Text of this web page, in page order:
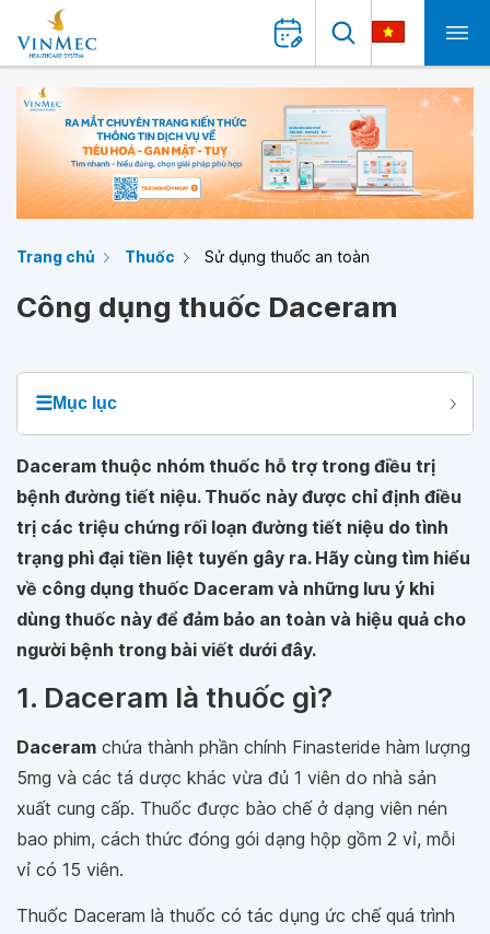
Trang chủ Thuốc Sử dụng thuốc an toàn
Công dụng thuốc Daceram
☰Mục lục
Daceram thuộc nhóm thuốc hỗ trợ trong điều trị
bệnh đường tiết niệu. Thuốc này được chỉ định điều
trị các triệu chứng rối loạn đường tiết niệu do tình
trạng phì đại tiền liệt tuyến gây ra. Hãy cùng tìm hiểu
về công dụng thuốc Daceram và những lưu ý khi
dùng thuốc này để đảm bảo an toàn và hiệu quả cho
người bệnh trong bài viết dưới đây.
1. Daceram là thuốc gì?
Daceram chứa thành phần chính Finasteride hàm lượng
5mg và các tá dược khác vừa đủ 1 viên do nhà sản
xuất cung cấp. Thuốc được bào chế ở dạng viên nén
bao phim, cách thức đóng gói dạng hộp gồm 2 vỉ, mỗi
vỉ có 15 viên.
Thuốc Daceram là thuốc có tác dụng ức chế quá trình